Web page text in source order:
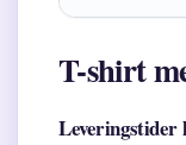
T-shirt
Leveringstider